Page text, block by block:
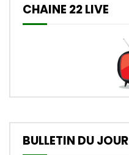
CHAINE 22 LIVE
BULLETIN DU JOUR